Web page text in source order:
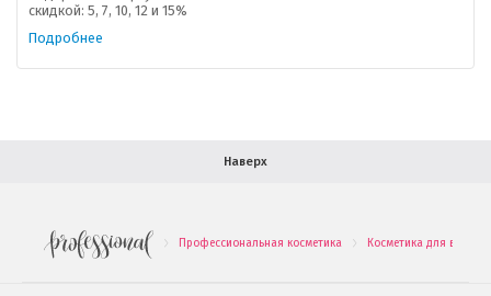
скидкой: 5, 7, 10, 12 и 15%
Подробнее
Наверх
. Профессиональная косметика . Косметика для волос
Форма обратной связи
Подарочные наборы